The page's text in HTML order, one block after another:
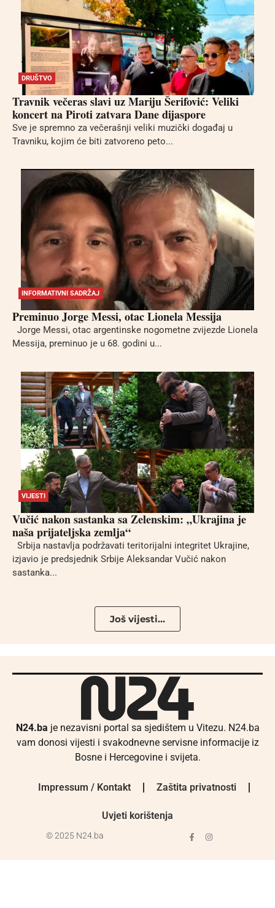
DRUŠTVO
Travnik večeras slavi uz Mariju Šerifović: Veliki
koncert na Piroti zatvara Dane dijaspore
Sve je spremno za večerašnji veliki muzički događaj u
Travniku, kojim će biti zatvoreno peto...
INFORMATIVNI SADRŽAJ
Preminuo Jorge Messi, otac Lionela Messija
Jorge Messi, otac argentinske nogometne zvijezde Lionela
Messija, preminuo je u 68. godini u...
VIJESTI
Vučić nakon sastanka sa Zelenskim: „Ukrajina je
naša prijateljska zemlja“
Srbija nastavlja podržavati teritorijalni integritet Ukrajine,
izjavio je predsjednik Srbije Aleksandar Vučić nakon
sastanka...
Još vijesti...
N24.ba je nezavisni portal sa sjedištem u Vitezu. N24.ba
vam donosi vijesti i svakodnevne servisne informacije iz
Bosne i Hercegovine i svijeta.
Impressum / Kontakt Zaštita privatnosti
Uvjeti korištenja
© 2025 N24.ba